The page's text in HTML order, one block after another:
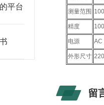
平台
测量范围
精度
电源 AC
外形尺寸
留